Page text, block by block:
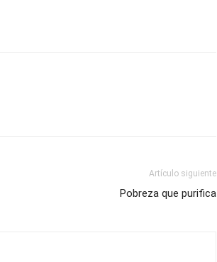
Artículo siguiente
Pobreza que purifica